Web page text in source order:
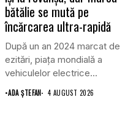
bătălie se mută pe
încărcarea ultra-rapidă
După un an 2024 marcat de
ezitări, piața mondială a
vehiculelor electrice...
•ADA ȘTEFAN 4 AUGUST 2026